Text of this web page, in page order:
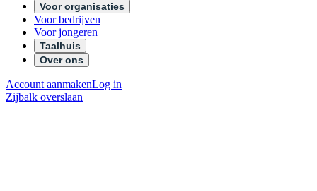
Voor organisaties
Voor bedrijven
Voor jongeren
Taalhuis
Over ons
Account aanmakenLog in
Zijbalk overslaan